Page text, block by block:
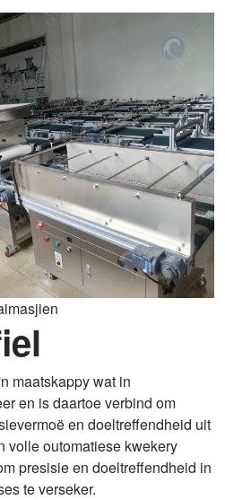
maatskappy wat in
en is daartoe verbind om
en doeltreffendheid uit
volle outomatiese kwekery
presisie en doeltreffendheid in
te verseker.